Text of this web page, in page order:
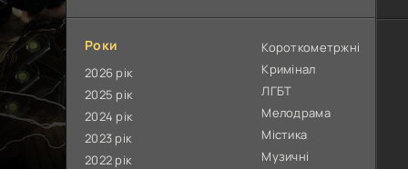
Роки
2026 рік
2025 рік
2024 рік
2023 рік
2022 рік
Короткометржні
Кримінал
ЛГБТ
Мелодрама
Містика
Музичні